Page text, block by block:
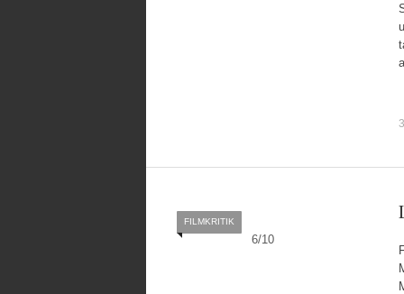
6/10
FILMKRITIK